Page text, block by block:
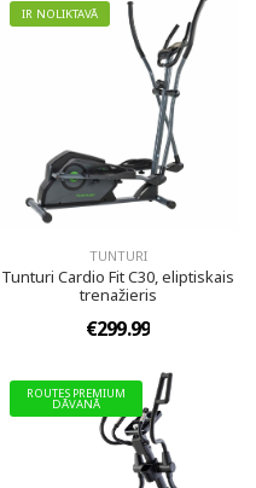
IR NOLIKTAVĀ
TUNTURI
Tunturi Cardio Fit C30, eliptiskais
trenažieris
€299.99
ROUTES PREMIUM
DĀVANĀ